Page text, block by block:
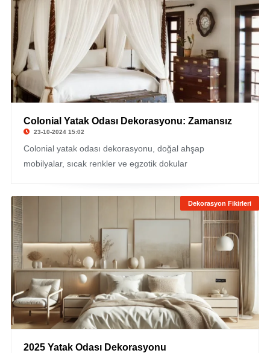
Colonial Yatak Odası Dekorasyonu: Zamansız
23-10-2024 15:02
Colonial yatak odası dekorasyonu, doğal ahşap
mobilyalar, sıcak renkler ve egzotik dokular
Dekorasyon Fikirleri
2025 Yatak Odası Dekorasyonu